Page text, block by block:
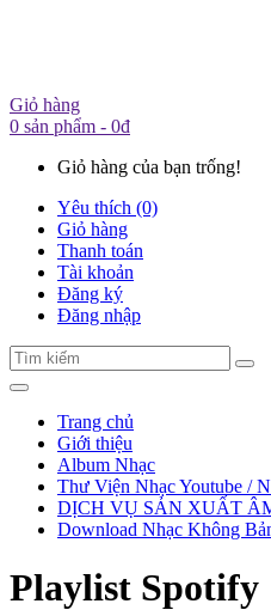
Giỏ hàng
0 sản phẩm - 0đ
Giỏ hàng của bạn trống!
Yêu thích (0)
Giỏ hàng
Thanh toán
Tài khoản
Đăng ký
Đăng nhập
Trang chủ
Giới thiệu
Album Nhạc
Thư Viện Nhạc Youtube /
DỊCH VỤ SẢN XUẤT
Download Nhạc Không
Playlist Spotify